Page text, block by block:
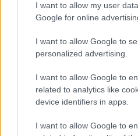
I want to allow my user
Google for online
I want to allow Google to
personalized advertising.
I want to allow Google to
related to analytics like
device identifiers in apps.
I want to allow Google to